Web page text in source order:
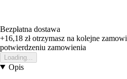
Bezpłatna dostawa
+16,18 złotrzymasz na kolejne
potwierdzeniu zamowienia
Loading...
Opis